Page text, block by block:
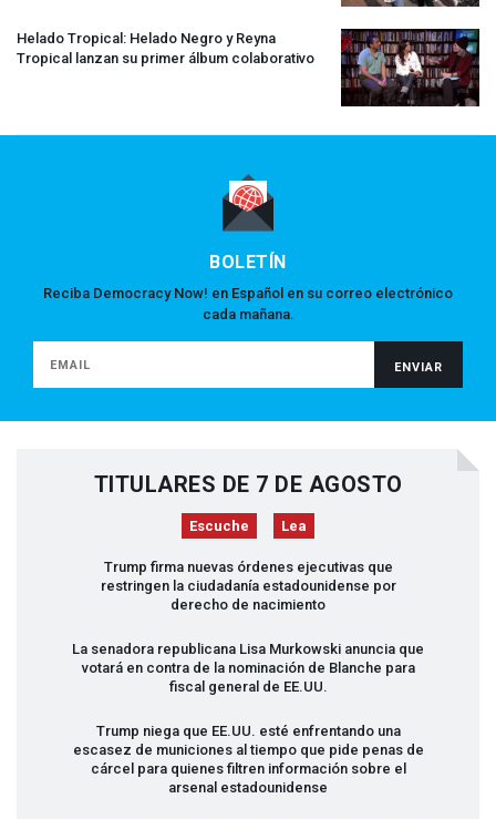
Helado Tropical: Helado Negro y Reyna
Tropical lanzan su primer álbum colaborativo
BOLETÍN
Reciba Democracy Now! en Español en su correo electrónico
cada mañana.
TITULARES DE 7 DE AGOSTO
Escuche Lea
Trump firma nuevas órdenes ejecutivas que
restringen la ciudadanía estadounidense por
derecho de nacimiento
La senadora republicana Lisa Murkowski anuncia que
votará en contra de la nominación de Blanche para
fiscal general de EE.UU.
Trump niega que EE.UU. esté enfrentando una
escasez de municiones al tiempo que pide penas de
cárcel para quienes filtren información sobre el
arsenal estadounidense